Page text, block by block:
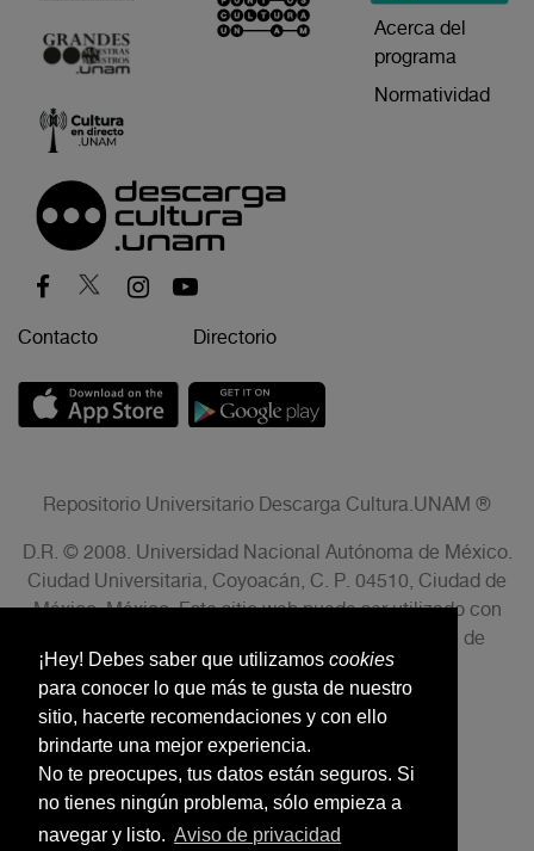
¡Hey! Debes saber que utilizamos cookies
para conocer lo que más te gusta de nuestro
sitio, hacerte recomendaciones y con ello
brindarte una mejor experiencia.
No te preocupes, tus datos están seguros. Si
no tienes ningún problema, sólo empieza a
navegar y listo. Aviso de privacidad
Acerca del
programa
Normatividad
Contacto Directorio
Repositorio Universitario Descarga Cultura.UNAM ®
D.R. © 2008. Universidad Nacional Autónoma de México.
Ciudad Universitaria, Coyoacán, C. P. 04510, Ciudad de
México, México. Este sitio web puede ser utilizado con
fines no lucrativos siempre que se cite la fuente de
conformidad con el AVISO LEGAL.